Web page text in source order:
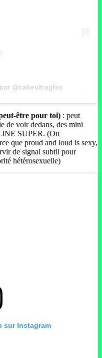
@calorultragliss
être pour toi) : peut
de voir dedans, des mini
SUPER. (Ou
que proud and loud is sexy,
de signal subtil pour
hétérosexuelle)
sur Instagram